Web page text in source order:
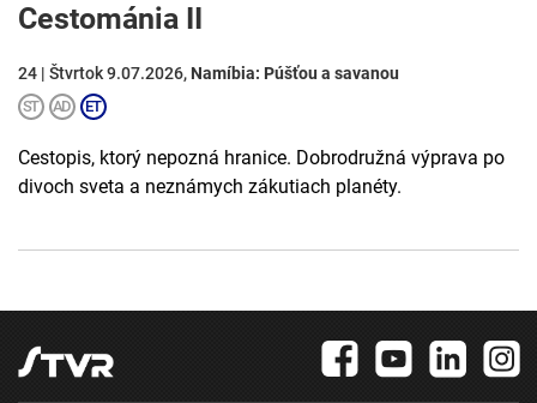
Cestománia II
24 | Štvrtok 9.07.2026, Namíbia: Púšťou a savanou
Cestopis, ktorý nepozná hranice. Dobrodružná výprava po
divoch sveta a neznámych zákutiach planéty.